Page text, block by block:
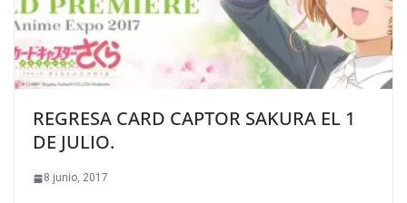
REGRESA CARD CAPTOR SAKURA EL 1
DE JULIO.
8 junio, 2017